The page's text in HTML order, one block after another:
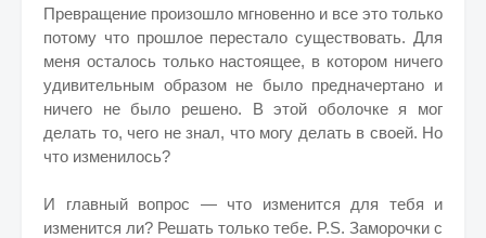
Превращение произошло мгновенно и все это только
потому что прошлое перестало существовать. Для
меня осталось только настоящее, в котором ничего
удивительным образом не было предначертано и
ничего не было решено. В этой оболочке я мог
делать то, чего не знал, что могу делать в своей. Но
что изменилось?
И главный вопрос — что изменится для тебя и
изменится ли? Решать только тебе. P.S. Заморочки с